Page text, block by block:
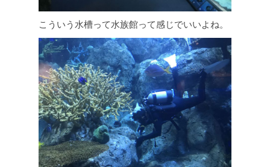
こういう水槽って水族館って感じでいいよね。